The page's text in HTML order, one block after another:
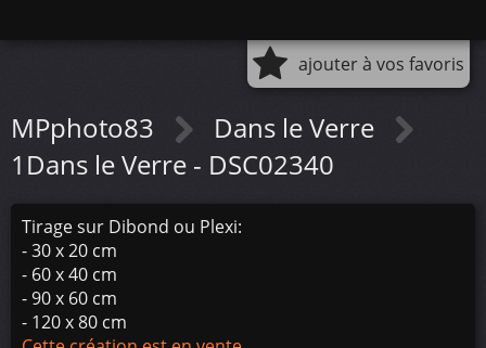
ajouter à vos favoris
MPphoto83
Dans le Verre
1Dans le Verre - DSC02340
Tirage sur Dibond ou Plexi:
- 30 x 20 cm
- 60 x 40 cm
- 90 x 60 cm
- 120 x 80 cm